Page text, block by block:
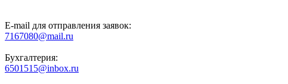
E-mail для отправления заявок:
7167080@mail.ru
Бухгалтерия:
6501515@inbox.ru